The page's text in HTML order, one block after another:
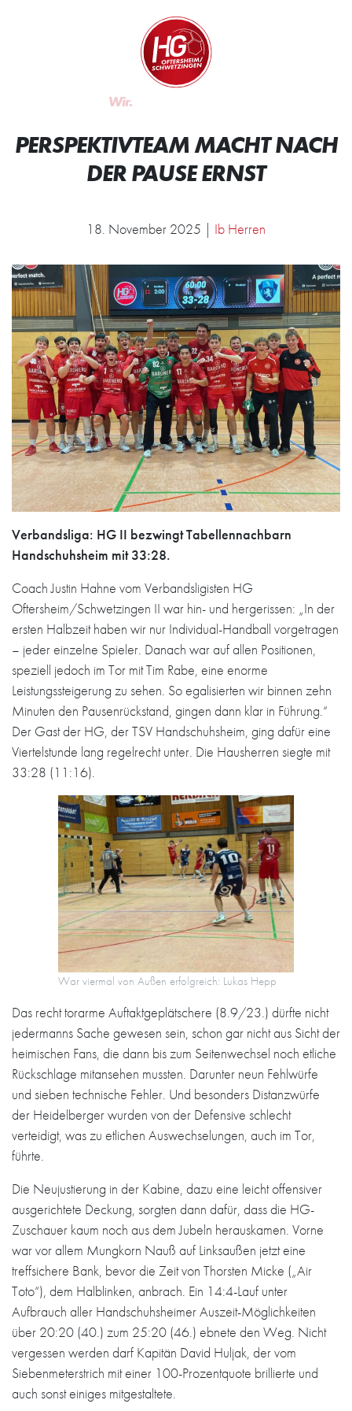
Zur Startseite
Wir.
PERSPEKTIVTEAM MACHT NACH
DER PAUSE ERNST
18. November 2025 | Ib Herren
Verbandsliga: HG II bezwingt Tabellennachbarn
Handschuhsheim mit 33:28.
Coach Justin Hahne vom Verbandsligisten HG
Oftersheim/Schwetzingen II war hin- und hergerissen: „In der
ersten Halbzeit haben wir nur Individual-Handball vorgetragen
– jeder einzelne Spieler. Danach war auf allen Positionen,
speziell jedoch im Tor mit Tim Rabe, eine enorme
Leistungssteigerung zu sehen. So egalisierten wir binnen zehn
Minuten den Pausenrückstand, gingen dann klar in Führung.“
Der Gast der HG, der TSV Handschuhsheim, ging dafür eine
Viertelstunde lang regelrecht unter. Die Hausherren siegte mit
33:28 (11:16).
War viermal von Außen erfolgreich: Lukas Hepp
Das recht torarme Auftaktgeplätschere (8.9/23.) dürfte nicht
jedermanns Sache gewesen sein, schon gar nicht aus Sicht der
heimischen Fans, die dann bis zum Seitenwechsel noch etliche
Rückschlage mitansehen mussten. Darunter neun Fehlwürfe
und sieben technische Fehler. Und besonders Distanzwürfe
der Heidelberger wurden von der Defensive schlecht
verteidigt, was zu etlichen Auswechselungen, auch im Tor,
führte.
Die Neujustierung in der Kabine, dazu eine leicht offensiver
ausgerichtete Deckung, sorgten dann dafür, dass die HG-
Zuschauer kaum noch aus dem Jubeln herauskamen. Vorne
war vor allem Mungkorn Nauß auf Linksaußen jetzt eine
treffsichere Bank, bevor die Zeit von Thorsten Micke („Air
Toto“), dem Halblinken, anbrach. Ein 14:4-Lauf unter
Aufbrauch aller Handschuhsheimer Auszeit-Möglichkeiten
über 20:20 (40.) zum 25:20 (46.) ebnete den Weg. Nicht
vergessen werden darf Kapitän David Huljak, der vom
Siebenmeterstrich mit einer 100-Prozentquote brillierte und
auch sonst einiges mitgestaltete.